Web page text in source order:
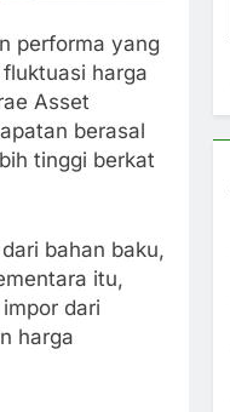
performa yang
harga
Asset
berasal
tinggi berkat
bahan baku,
itu,
dari
harga